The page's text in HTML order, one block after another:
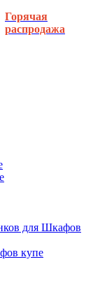
Горячая
распродажа
для Шкафов
купе